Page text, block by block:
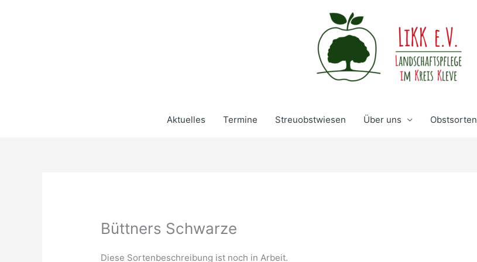
Aktuelles Termine Streuobstwiesen Über uns Obstsorten
Büttners Schwarze
Diese Sortenbeschreibung ist noch in Arbeit.